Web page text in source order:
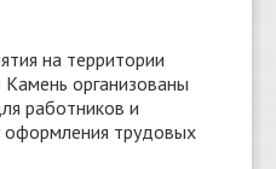
на территории
организованы
работников и
оформления трудовых